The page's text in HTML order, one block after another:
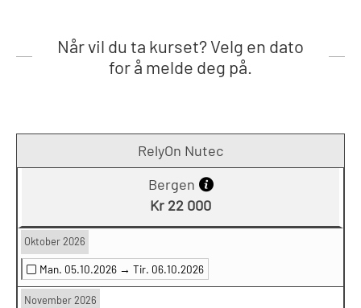
Når vil du ta kurset? Velg en dato
for å melde deg på.
RelyOn Nutec
Bergen
Kr 22 000
Oktober 2026
Man. 05.10.2026 → Tir. 06.10.2026
November 2026